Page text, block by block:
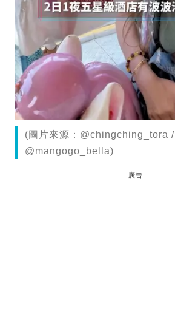
(圖片來源：@chingching_tora /
@mangogo_bella)
廣告